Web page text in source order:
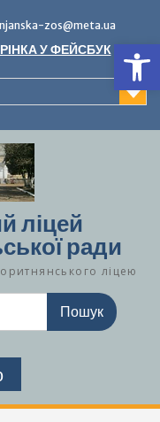
zos@meta.ua
У ФЕЙСБУК
ліцей
ради
ліцею